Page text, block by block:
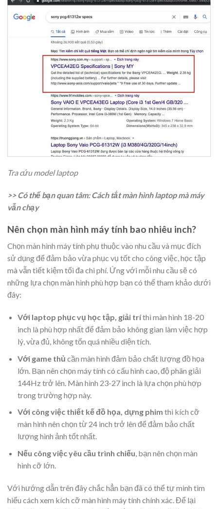
Tra cứu model laptop
>> Có thể bạn quan tâm:Cách tắt màn hình laptop mà máy
vẫn chạy
Nên chọn màn hình máy tính bao nhiêu inch?
Chọn màn hình máy tính phụ thuộc vào nhu cầu và mục đích
sử dụng để đảm bảo vừa phục vụ tốt cho công việc, học tập
mà vẫn tiết kiệm tối đa chi phí. Ứng với mỗi nhu cầu sẽ có
những lựa chọn màn hình phù hợp bạn có thể tham khảo dưới
đây:
Với laptop phục vụ học tập, giải tríthì màn hình 18-20
inch là phù hợp nhất để đảm bảo không gian làm việc hợp
lý, vừa đủ, không tốn quá nhiều diện tích.
Với game thủ cần màn hình đảm bảo chất lượng đồ họa
lớn. Bạn nên chọn máy tính có cấu hình cao, độ phân giải
144Hz trở lên. Màn hình 23-27 inch là lựa chọn phù hợp
trong trường hợp này.
Với công việc thiết kế đồ họa, dựng phim thì kích cỡ
màn hình nên chọn từ 24 inch trở lên để đảm bảo chất
lượng hình ảnh tốt nhất.
Nếu công việc yêu cầu trình chiếu, bạn nên chọn màn
hình cỡ lớn.
Với hướng dẫn trên đây chắc hẳn bạn đã có thể tự mình tìm
hiểu cách xem kích cỡ màn hình máy tính chính xác. Để lại